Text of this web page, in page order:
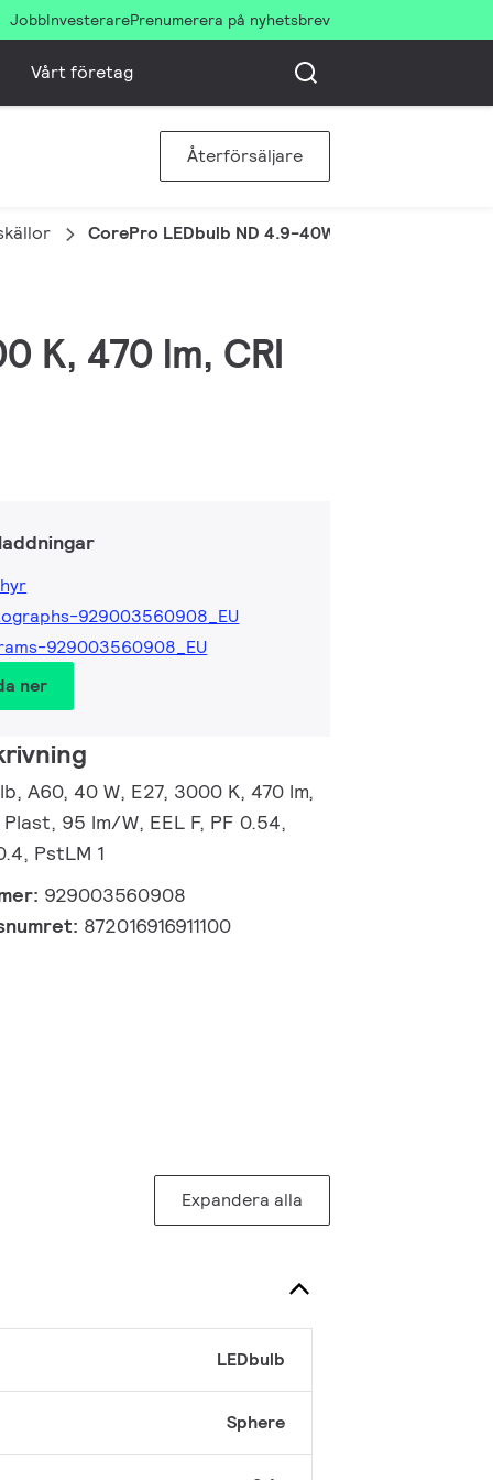
JobbInvesterarePrenumerera på nyhetsbrev
Vårt företag
Återförsäljare
CorePro LEDbulb ND 4.9-40W A60 E27 830
K, 470 lm, CRI
929003560908_EU
929003560908_EU
ner
A60, 40 W, E27, 3000 K, 470 lm,
95 lm/W, EEL F, PF 0.54,
PstLM 1
929003560908
872016916911100
Expandera alla
LEDbulb
Sphere